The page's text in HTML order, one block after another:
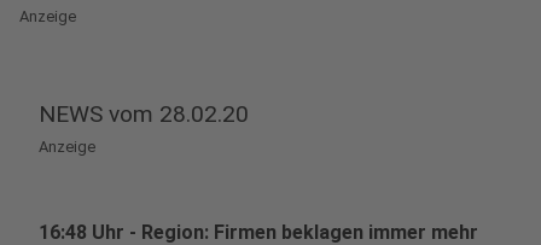
Anzeige
NEWS vom 28.02.20
Anzeige
16:48 Uhr - Region: Firmen beklagen immer mehr